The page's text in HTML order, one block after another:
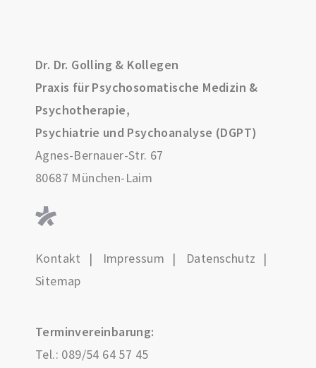
Dr. Dr. Golling & Kollegen
Praxis für Psychosomatische Medizin &
Psychotherapie,
Psychiatrie und Psychoanalyse (DGPT)
Agnes-Bernauer-Str. 67
80687 München-Laim
Kontakt Impressum
Datenschutz
Sitemap
Terminvereinbarung:
Tel.: 089/54 64 57 45